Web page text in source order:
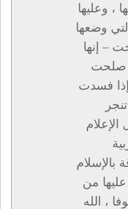
، وعليها
وضعها
– إنها
صلحت
فسدت
بالإسلام
من
، الله